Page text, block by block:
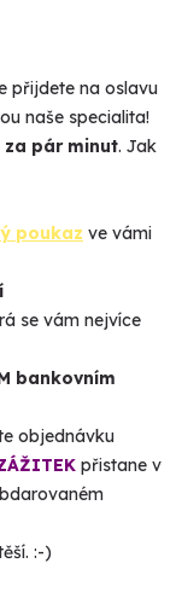
přijdete na oslavu
naše specialita!
za pár minut. Jak
poukaz ve vámi
se vám nejvíce
bankovním
objednávku
přistane v
:-)